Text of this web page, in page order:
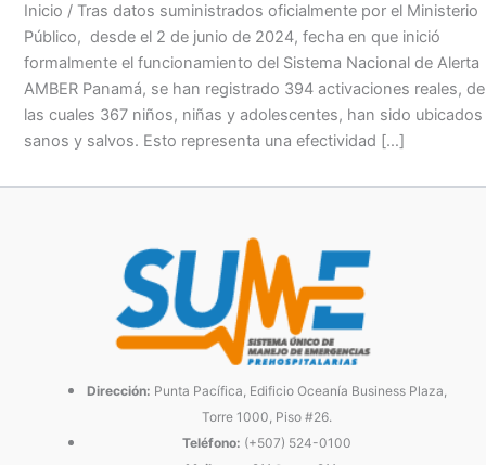
Inicio / Tras datos suministrados oficialmente por el Ministerio
Público, desde el 2 de junio de 2024, fecha en que inició
formalmente el funcionamiento del Sistema Nacional de Alerta
AMBER Panamá, se han registrado 394 activaciones reales, de
las cuales 367 niños, niñas y adolescentes, han sido ubicados
sanos y salvos. Esto representa una efectividad […]
Dirección: Punta Pacífica, Edificio Oceanía Business Plaza,
Torre 1000, Piso #26.
Teléfono: (+507) 524-0100